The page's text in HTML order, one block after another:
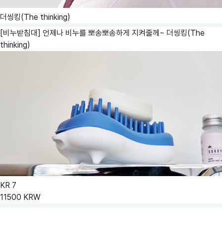
더씽킹(The thinking)
[비누받침대] 언제나 비누를 뽀송뽀송하게 지켜줄께~ 더씽킹(The
thinking)
KR 7
11500 KRW